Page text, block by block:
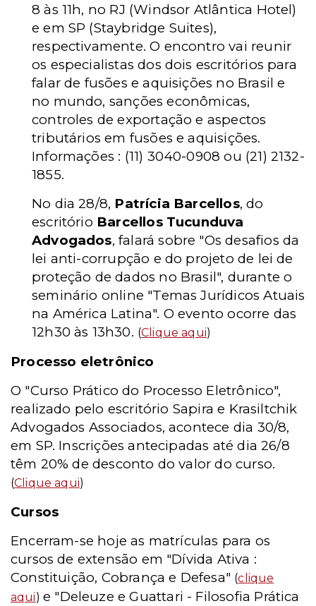
8 às 11h, no RJ (Windsor Atlântica Hotel)
e em SP (Staybridge Suites),
respectivamente. O encontro vai reunir
os especialistas dos dois escritórios para
falar de fusões e aquisições no Brasil e
no mundo, sanções econômicas,
controles de exportação e aspectos
tributários em fusões e aquisições.
Informações : (11) 3040-0908 ou (21) 2132-
1855.
No dia 28/8, Patrícia Barcellos, do
escritório Barcellos Tucunduva
Advogados, falará sobre "Os desafios da
lei anti-corrupção e do projeto de lei de
proteção de dados no Brasil", durante o
seminário online "Temas Jurídicos Atuais
na América Latina". O evento ocorre das
12h30 às 13h30. (Clique aqui)
Processo eletrônico
O "Curso Prático do Processo Eletrônico",
realizado pelo escritório Sapira e Krasiltchik
Advogados Associados, acontece dia 30/8,
em SP. Inscrições antecipadas até dia 26/8
têm 20% de desconto do valor do curso.
(Clique aqui)
Cursos
Encerram-se hoje as matrículas para os
cursos de extensão em "Dívida Ativa :
Constituição, Cobrança e Defesa" (clique
aqui) e "Deleuze e Guattari - Filosofia Prática